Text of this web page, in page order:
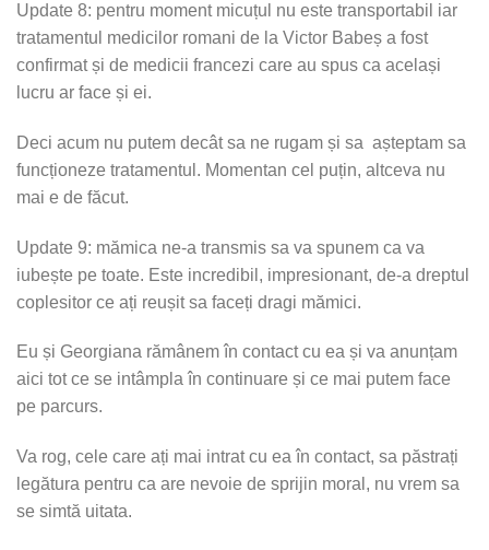
Update 8: pentru moment micuțul nu este transportabil iar
tratamentul medicilor romani de la Victor Babeș a fost
confirmat și de medicii francezi care au spus ca același
lucru ar face și ei.
Deci acum nu putem decât sa ne rugam și sa așteptam sa
funcționeze tratamentul. Momentan cel puțin, altceva nu
mai e de făcut.
Update 9: mămica ne-a transmis sa va spunem ca va
iubește pe toate. Este incredibil, impresionant, de-a dreptul
coplesitor ce ați reușit sa faceți dragi mămici.
Eu și Georgiana rămânem în contact cu ea și va anunțam
aici tot ce se intâmpla în continuare și ce mai putem face
pe parcurs.
Va rog, cele care ați mai intrat cu ea în contact, sa păstrați
legătura pentru ca are nevoie de sprijin moral, nu vrem sa
se simtă uitata.